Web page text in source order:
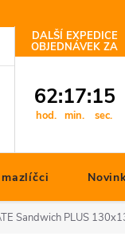
Kontakty
DALŠÍ EXPEDICE
OBJEDNÁVEK ZA
62
hod.
:17
min.
:14
sec.
Sandwich PLUS